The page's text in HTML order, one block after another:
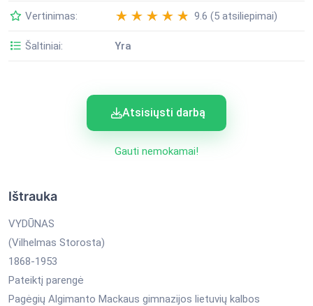
Vertinimas: 9.6 (5 atsiliepimai)
Šaltiniai: Yra
Atsisiųsti darbą
Gauti nemokamai!
Ištrauka
VYDŪNAS
(Vilhelmas Storosta)
1868-1953
Pateiktį parengė
Pagėgių Algimanto Mackaus gimnazijos lietuvių kalbos